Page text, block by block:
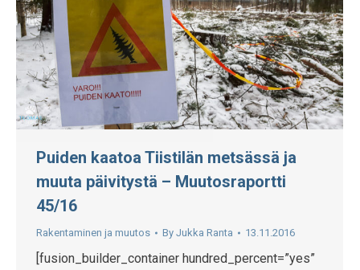
Puiden kaatoa Tiistilän metsässä ja
muuta päivitystä – Muutosraportti
45/16
Rakentaminen ja muutos By Jukka Ranta 13.11.2016
[fusion_builder_container hundred_percent=”yes”